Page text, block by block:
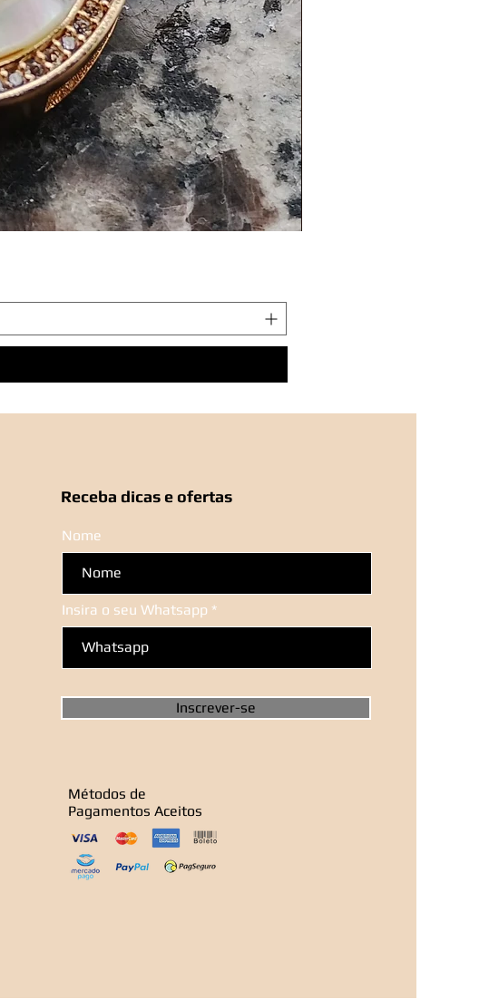
Receba dicas e ofertas
Nome
Insira o seu Whatsapp
Inscrever-se
Métodos de
Pagamentos Aceitos